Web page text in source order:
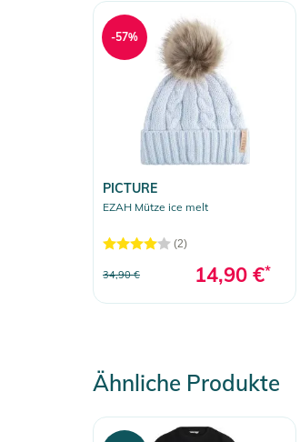
PICTURE
EZAH Mütze ice melt
(2)
34,90 € 14,90 €*
-57%
Ähnliche Produkte